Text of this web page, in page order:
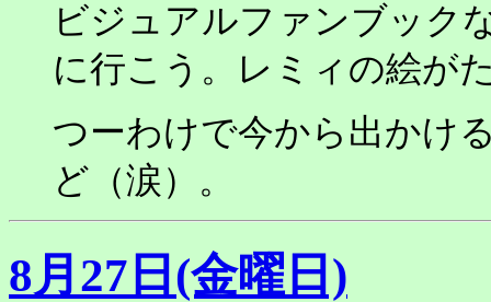
ビジュアルファンブック
に行こう。レミィの絵が
つーわけで今から出かけ
ど（涙）。
8月27日(金曜日)